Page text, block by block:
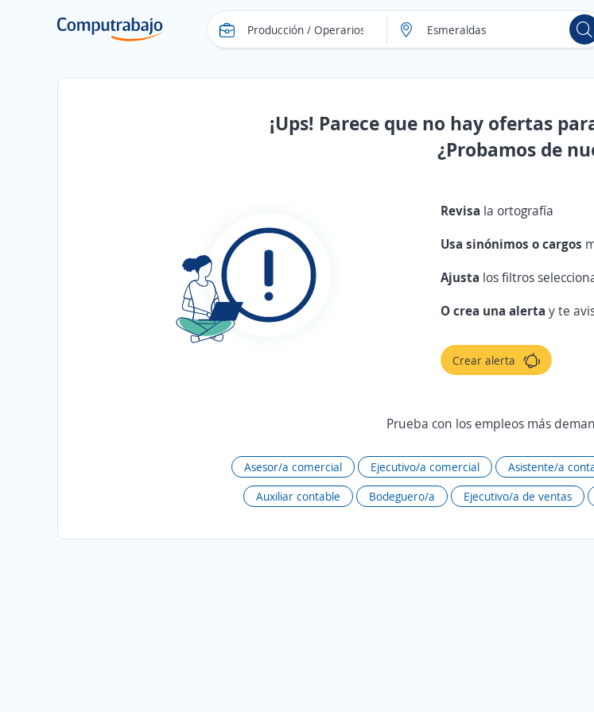
¡Ups! Parece que no hay ofertas
¿Probamos de
Revisa la ortografía
Usa sinónimos o cargos
Ajusta los filtros
O crea una alertay te
Crear alerta
Prueba con los empleos más
Asesor/a comercial Ejecutivo/a comercial Asistente/a
Auxiliar contable
Bodeguero/a Ejecutivo/a de ventas